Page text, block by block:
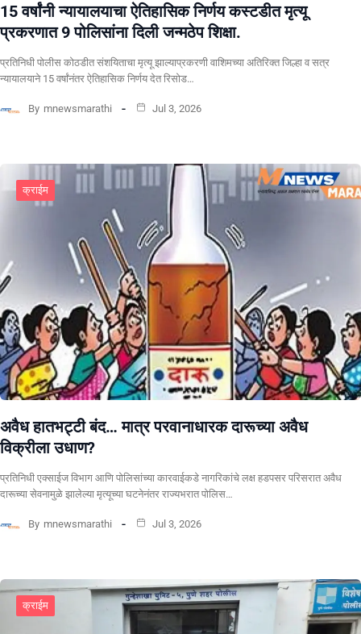
15 वर्षांनी न्यायालयाचा ऐतिहासिक निर्णय कस्टडीत मृत्यू
प्रकरणात 9 पोलिसांना दिली जन्मठेप शिक्षा.
प्रतिनिधी पोलीस कोठडीत संशयिताचा मृत्यू झाल्याप्रकरणी वाशिमच्या अतिरिक्त जिल्हा व सत्र
न्यायालयाने 15 वर्षांनंतर ऐतिहासिक निर्णय देत रिसोड…
By mnewsmarathi Jul 3, 2026
क्राईम
अवैध हातभट्टी बंद… मात्र परवानाधारक दारूच्या अवैध
विक्रीला उधाण?
प्रतिनिधी एक्साईज विभाग आणि पोलिसांच्या कारवाईकडे नागरिकांचे लक्ष हडपसर परिसरात अवैध
दारूच्या सेवनामुळे झालेल्या मृत्यूच्या घटनेनंतर राज्यभरात पोलिस…
By mnewsmarathi Jul 3, 2026
क्राईम